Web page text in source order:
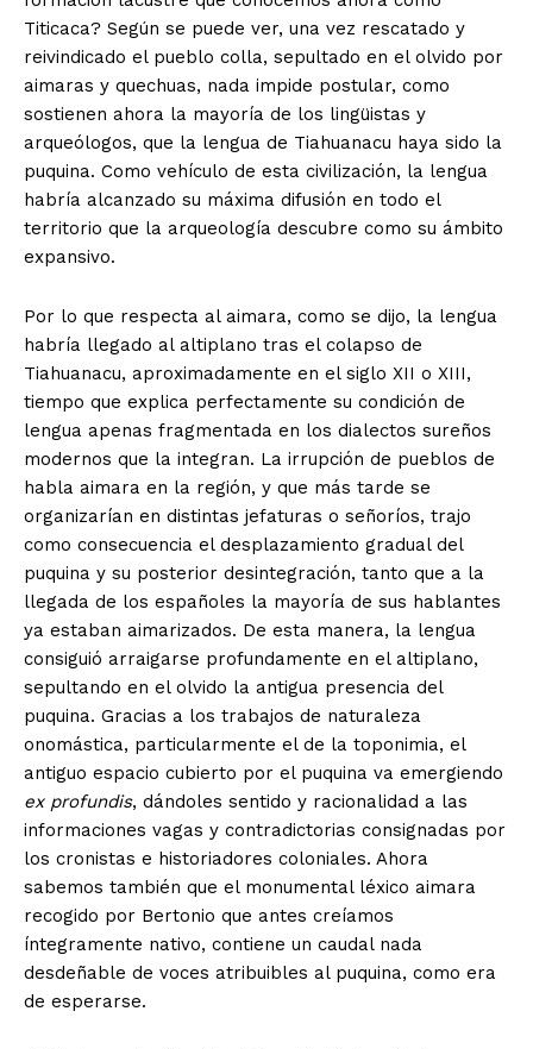
SUSCRIBETE
Diario los Andes
Nosotros
Contacto
Titicaca? Según se puede ver, una vez rescatado y
reivindicado el pueblo colla, sepultado en el olvido por
aimaras y quechuas, nada impide postular, como
sostienen ahora la mayoría de los lingüistas y
arqueólogos, que la lengua de Tiahuanacu haya sido la
puquina. Como vehículo de esta civilización, la lengua
habría alcanzado su máxima difusión en todo el
territorio que la arqueología descubre como su ámbito
expansivo.
Por lo que respecta al aimara, como se dijo, la lengua
habría llegado al altiplano tras el colapso de
Tiahuanacu, aproximadamente en el siglo XII o XIII,
tiempo que explica perfectamente su condición de
lengua apenas fragmentada en los dialectos sureños
modernos que la integran. La irrupción de pueblos de
habla aimara en la región, y que más tarde se
organizarían en distintas jefaturas o señoríos, trajo
como consecuencia el desplazamiento gradual del
puquina y su posterior desintegración, tanto que a la
llegada de los españoles la mayoría de sus hablantes
ya estaban aimarizados. De esta manera, la lengua
consiguió arraigarse profundamente en el altiplano,
sepultando en el olvido la antigua presencia del
puquina. Gracias a los trabajos de naturaleza
onomástica, particularmente el de la toponimia, el
antiguo espacio cubierto por el puquina va emergiendo
ex profundis, dándoles sentido y racionalidad a las
informaciones vagas y contradictorias consignadas por
los cronistas e historiadores coloniales. Ahora
sabemos también que el monumental léxico aimara
recogido por Bertonio que antes creíamos
íntegramente nativo, contiene un caudal nada
desdeñable de voces atribuibles al puquina, como era
de esperarse.